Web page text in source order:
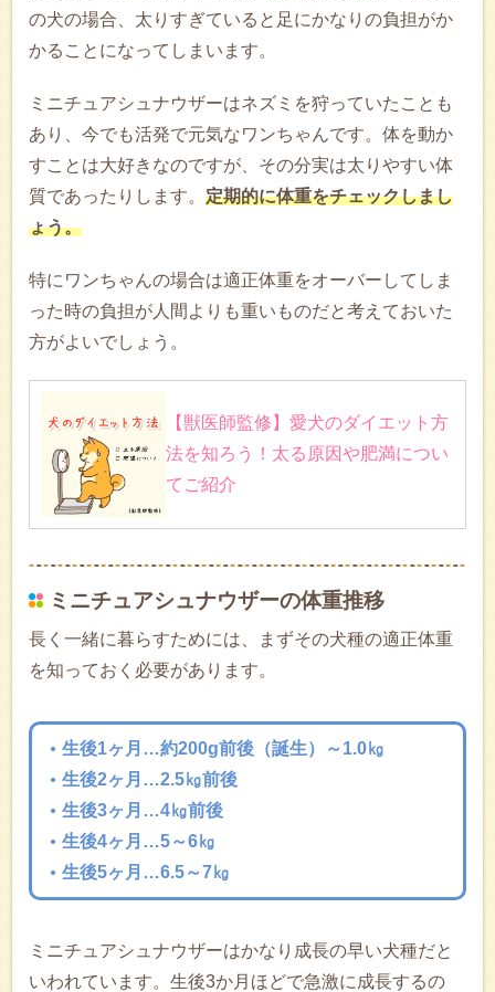
の犬の場合、太りすぎていると足にかなりの負担がか
かることになってしまいます。
ミニチュアシュナウザーはネズミを狩っていたことも
あり、今でも活発で元気なワンちゃんです。体を動か
すことは大好きなのですが、その分実は太りやすい体
質であったりします。 定期的に体重をチェックしまし
ょう。
特にワンちゃんの場合は適正体重をオーバーしてしま
った時の負担が人間よりも重いものだと考えておいた
方がよいでしょう。
【獣医師監修】愛犬のダイエット方
法を知ろう！太る原因や肥満につい
てご紹介
ミニチュアシュナウザーの体重推移
長く一緒に暮らすためには、まずその犬種の適正体重
を知っておく必要があります。
生後1ヶ月…約200g前後（誕生）～1.0㎏
生後2ヶ月…2.5㎏前後
生後3ヶ月…4㎏前後
生後4ヶ月…5～6㎏
生後5ヶ月…6.5～7㎏
ミニチュアシュナウザーはかなり成長の早い犬種だと
いわれています。生後3か月ほどで急激に成長するの